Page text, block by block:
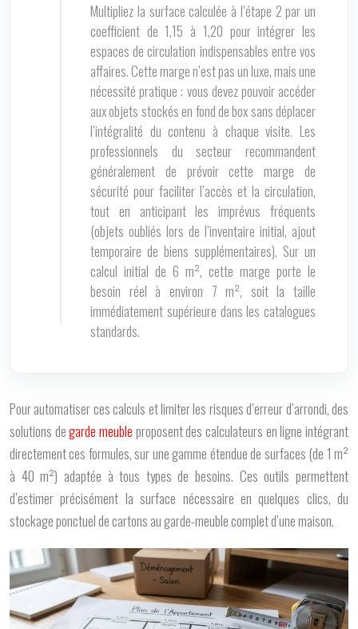
Multipliez la surface calculée à l’étape 2 par un
coefficient de 1,15 à 1,20 pour intégrer les
espaces de circulation indispensables entre vos
affaires. Cette marge n’est pas un luxe, mais une
nécessité pratique : vous devez pouvoir accéder
aux objets stockés en fond de box sans déplacer
l’intégralité du contenu à chaque visite. Les
professionnels du secteur recommandent
généralement de prévoir cette marge de
sécurité pour faciliter l’accès et la circulation,
tout en anticipant les imprévus fréquents
(objets oubliés lors de l’inventaire initial, ajout
temporaire de biens supplémentaires). Sur un
calcul initial de 6 m², cette marge porte le
besoin réel à environ 7 m², soit la taille
immédiatement supérieure dans les catalogues
standards.
Pour automatiser ces calculs et limiter les risques d’erreur d’arrondi, des
solutions degarde meuble proposent des calculateurs en ligne intégrant
directement ces formules, sur une gamme étendue de surfaces (de 1 m²
à 40 m²) adaptée à tous types de besoins. Ces outils permettent
d’estimer précisément la surface nécessaire en quelques clics, du
stockage ponctuel de cartons au garde-meuble complet d’une maison.